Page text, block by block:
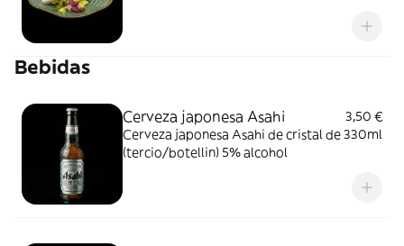
Bebidas
Cerveza japonesa Asahi
3,50 €
Cerveza japonesa Asahi de cristal de 330ml
(tercio/botellin) 5% alcohol